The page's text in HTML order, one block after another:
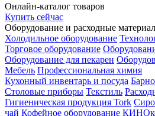
Онлайн-каталог товаров
Купить сейчас
Оборудование и расходные
Холодильное оборудование
Торговое оборудование
Оборудование для пекарен
Мебель Профессиональная химия
Кухонный инвентарь и посуда
Столовые приборы Текстиль
Гигиеническая продукция Tork
чай Кофейное оборудование